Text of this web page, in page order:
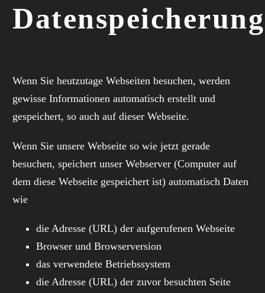
Datenspeicherung
Wenn Sie heutzutage Webseiten besuchen, werden
gewisse Informationen automatisch erstellt und
gespeichert, so auch auf dieser Webseite.
Wenn Sie unsere Webseite so wie jetzt gerade
besuchen, speichert unser Webserver (Computer auf
dem diese Webseite gespeichert ist) automatisch Daten
wie
die Adresse (URL) der aufgerufenen Webseite
Browser und Browserversion
das verwendete Betriebssystem
die Adresse (URL) der zuvor besuchten Seite